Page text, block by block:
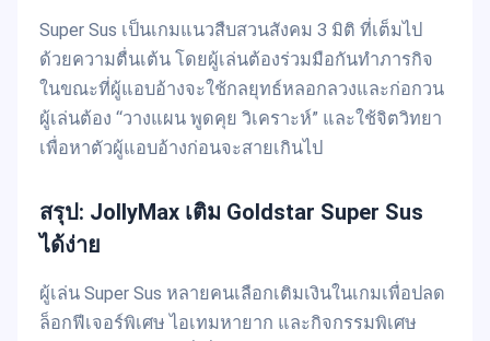
Super Sus เป็นเกมแนวสืบสวนสังคม 3 มิติ ที่เต็มไป
ด้วยความตื่นเต้น โดยผู้เล่นต้องร่วมมือกันทำภารกิจ
ในขณะที่ผู้แอบอ้างจะใช้กลยุทธ์หลอกลวงและก่อกวน
ผู้เล่นต้อง “วางแผน พูดคุย วิเคราะห์” และใช้จิตวิทยา
เพื่อหาตัวผู้แอบอ้างก่อนจะสายเกินไป
สรุป: JollyMax เติม Goldstar Super Sus
ได้ง่าย
ผู้เล่น Super Sus หลายคนเลือกเติมเงินในเกมเพื่อปลด
ล็อกฟีเจอร์พิเศษ ไอเทมหายาก และกิจกรรมพิเศษ